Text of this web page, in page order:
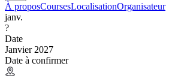
À proposCoursesLocalisationOrganisateur
janv.
?
Date
Janvier 2027
Date à confirmer